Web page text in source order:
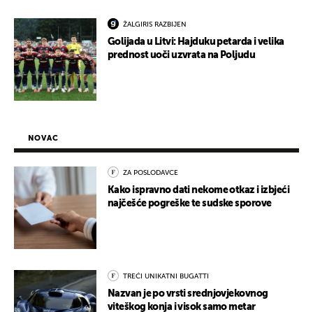
ŽALGIRIS RAZBIJEN
Golijada u Litvi: Hajduku petarda i velika
prednost uoči uzvrata na Poljudu
NOVAC
ZA POSLODAVCE
Kako ispravno dati nekome otkaz i izbjeći
najčešće pogreške te sudske sporove
TREĆI UNIKATNI BUGATTI
Nazvan je po vrsti srednjovjekovnog
viteškog konja i visok samo metar